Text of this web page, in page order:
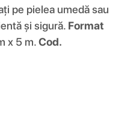
pe pielea umedă sau
și sigură. Format
x 5 m.Cod.